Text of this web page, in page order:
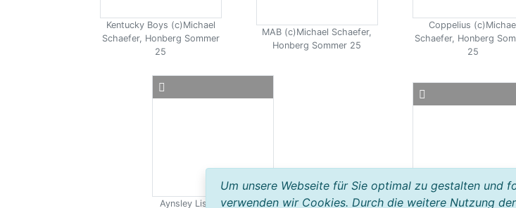
Kentucky Boys (c)Michael
Schaefer, Honberg Sommer
25
MAB (c)Michael Schaefer,
Honberg Sommer 25
Coppelius
Schaefer, Honberg
25
Aynsley Lister (c)Michael
Um unsere Webseite für Sie optimal zu gestalten und
verwenden wir Cookies. Durch die weitere Nutzung